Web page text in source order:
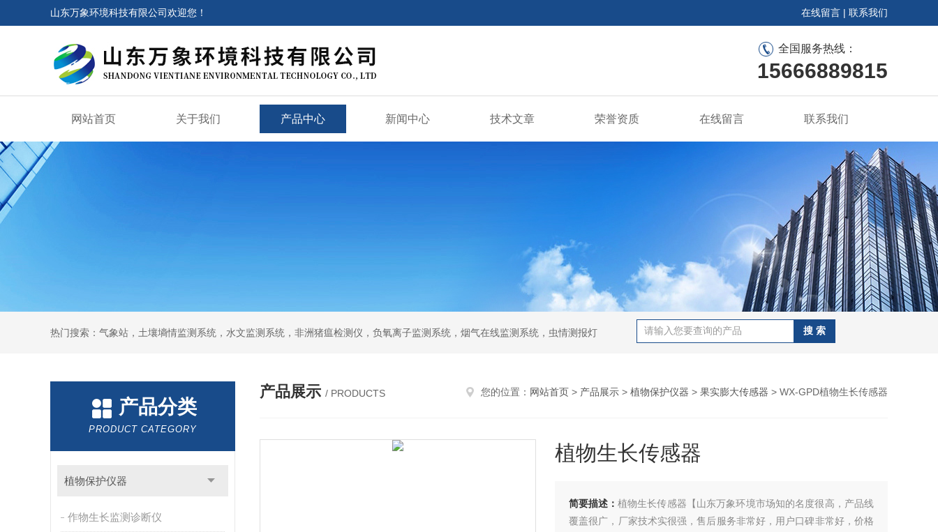
山东万象环境科技有限公司欢迎您！ 在线留言 | 联系我们
全国服务热线：
15666889815
网站首页 关于我们 产品中心 新闻中心 技术文章 荣誉资质 在线留言 联系我们
热门搜索：气象站，土壤墒情监测系统，水文监测系统，非洲猪瘟检测仪，负氧离子监测系统，烟气在线监测系统，虫情测报灯
产品分类
PRODUCT CATEGORY
植物保护仪器
作物生长监测诊断仪
产品展示 / PRODUCTS 您的位置： 网站首页 > 产品展示 > 植物保护仪器 > 果实膨大传感器 > WX-GPD植物生长传感器
植物生长传感器
简要描述： 植物生长传感器【山东万象环境市场知的名度很高，产品线
覆盖很广，厂家技术实很强，售后服务非常好，用户口碑非常好，价格